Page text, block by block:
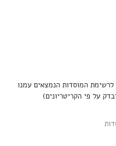
המוסדות הנמצאים עמנו